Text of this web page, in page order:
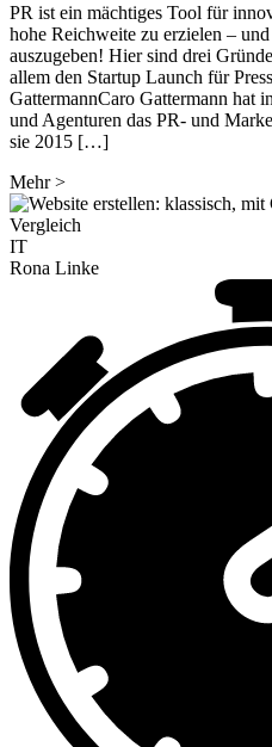
PR ist ein mächtiges Tool für
hohe Reichweite zu erzielen –
auszugeben! Hier sind drei
allem den Startup Launch für
GattermannCaro Gattermann hat
und Agenturen das PR- und
sie 2015 […]
Mehr>
IT
Rona Linke